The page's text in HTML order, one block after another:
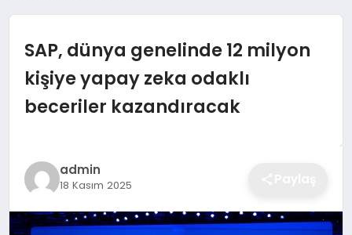
SPOR & FITNESS
SAP, dünya genelinde 12 milyon
kişiye yapay zeka odaklı
beceriler kazandıracak
admin
18 Kasım 2025